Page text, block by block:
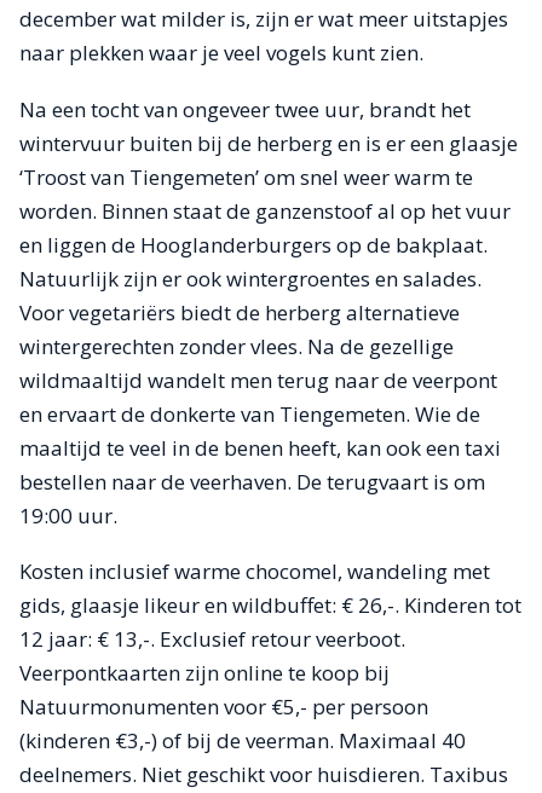
december wat milder is, zijn er wat meer uitstapjes
naar plekken waar je veel vogels kunt zien.
Na een tocht van ongeveer twee uur, brandt het
wintervuur buiten bij de herberg en is er een glaasje
‘Troost van Tiengemeten’ om snel weer warm te
worden. Binnen staat de ganzenstoof al op het vuur
en liggen de Hooglanderburgers op de bakplaat.
Natuurlijk zijn er ook wintergroentes en salades.
Voor vegetariërs biedt de herberg alternatieve
wintergerechten zonder vlees. Na de gezellige
wildmaaltijd wandelt men terug naar de veerpont
en ervaart de donkerte van Tiengemeten. Wie de
maaltijd te veel in de benen heeft, kan ook een taxi
bestellen naar de veerhaven. De terugvaart is om
19:00 uur.
Kosten inclusief warme chocomel, wandeling met
gids, glaasje likeur en wildbuffet: € 26,-. Kinderen tot
12 jaar: € 13,-. Exclusief retour veerboot.
Veerpontkaarten zijn online te koop bij
Natuurmonumenten voor €5,- per persoon
(kinderen €3,-) of bij de veerman. Maximaal 40
deelnemers. Niet geschikt voor huisdieren. Taxibus